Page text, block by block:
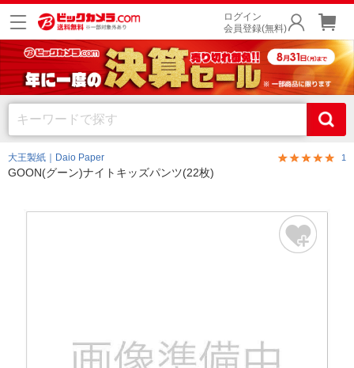
ログイン
会員登録(無料)
大王製紙｜Daio Paper 1
GOON(グーン)ナイトキッズパンツ(22枚)